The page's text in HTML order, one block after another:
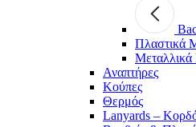
Πλαστικά
Αναπτήρες
Κούπες
Θερμός
Lanyards –